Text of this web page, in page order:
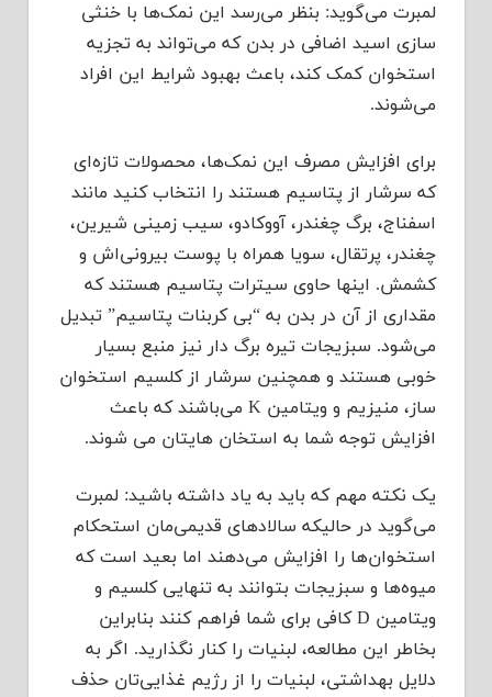
لمبرت می‌گوید: بنظر می‌رسد این نمک‌ها با خنثی
سازی اسید اضافی در بدن که می‌تواند به تجزیه
استخوان کمک کند، باعث بهبود شرایط این افراد
می‌شوند.
برای افزایش مصرف این نمک‌ها، محصولات تازه‌ای
که سرشار از پتاسیم هستند را انتخاب کنید مانند
اسفناج، برگ چغندر، آووکادو، سیب زمینی شیرین،
چغندر، پرتقال، سویا همراه با پوست بیرونی‌اش و
کشمش. اینها حاوی سیترات پتاسیم هستند که
مقداری از آن در بدن به “بی کربنات پتاسیم” تبدیل
می‌شود. سبزیجات تیره برگ دار نیز منبع بسیار
خوبی هستند و همچنین سرشار از کلسیم استخوان
ساز، منیزیم و ویتامین K می‌باشند که باعث
افزایش توجه شما به استخان هایتان می شوند.
یک نکته مهم که باید به یاد داشته باشید: لمبرت
می‌گوید در حالیکه سالادهای قدیمی‌مان استحکام
استخوان‌ها را افزایش می‌دهند اما بعید است که
میوه‌ها و سبزیجات بتوانند به تنهایی کلسیم و
ویتامین D کافی برای شما فراهم کنند بنابراین
بخاطر این مطالعه، لبنیات را کنار نگذارید. اگر به
دلایل بهداشتی، لبنیات را از رژیم غذایی‌تان حذف